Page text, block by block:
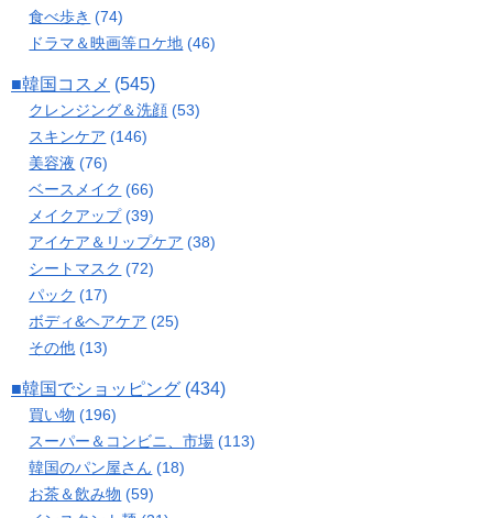
食べ歩き (74)
ドラマ＆映画等ロケ地 (46)
■韓国コスメ (545)
クレンジング＆洗顔 (53)
スキンケア (146)
美容液 (76)
ベースメイク (66)
メイクアップ(39)
アイケア＆リップケア (38)
シートマスク (72)
パック (17)
ボディ&ヘアケア (25)
その他 (13)
■韓国でショッピング (434)
買い物 (196)
スーパー＆コンビニ、市場 (113)
韓国のパン屋さん (18)
お茶＆飲み物 (59)